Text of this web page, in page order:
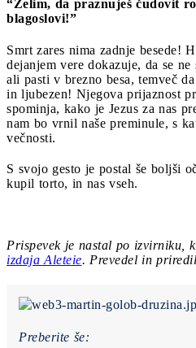
“Želim, da praznuješ čudovit
blagoslovi!”
Smrt zares nima zadnje besede!
dejanjem vere dokazuje, da se
ali pasti v brezno besa, temveč
in ljubezen! Njegova prijaznost
spominja, kako je Jezus za nas
nam bo vrnil naše preminule, s
večnosti.
S svojo gesto je postal še boljši
kupil torto, in nas vseh.
Prispevek je nastal po izvirniku,
izdaja Aleteie. Prevedel in
Preberite še: